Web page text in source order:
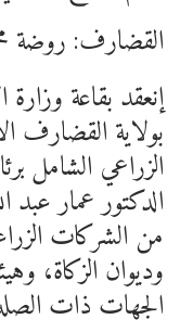
القضارف: روضة
إنعقد بقاعة وزارة
بولاية القضارف
الزراعي الشامل
الدكتور عمار عبد
من الشركات
وديوان الزكاة،
الجهات ذات